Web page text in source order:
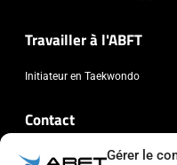
Gérer le
Travailler à l'ABFT
Initiateur en Taekwondo
Contact
Association Belge